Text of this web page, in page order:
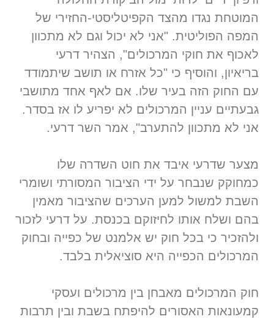
המוטחת נגדו מהצד הקפיטליסטי-החזירי של
המפה הפוליטית. "אני לא יכול וגם לא מתכוון
לאכוף את חוקי המרכולים", הצהיר דרעי
בריאיון, והוסיף כי "כל אזרח או תושב שיתמודד
עם החוק הזה בעיר שלו. אם לאף אחד מתושבי
גבעתיים עניין המרכולים לא יפריע לו אז בסדר.
אני לא מתכוון להתערב", אמר השר דרעי.
מצער שדרעי איבד את חוט השדרה שלו
כמחוקק שנבחר על ידי הציבור המסורתי ושומרי
השבת למשול למען הערכים שהציבור מאמין
בהם ושלח אותו לחיזוקם בכנסת. על דרעי לזכור
ולהזכיר כי בכל חוק יש אלמנט של כפייה ובחוק
המרכולים הכפייה היא סוציאלית בלבד.
חוק המרכולים מאבחן בין מרכולים ועסקי
קמעונאות האסורים להיפתח בשבת ובין תרבות